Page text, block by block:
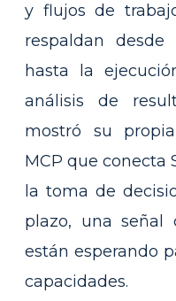
y flujos de
respaldan
hasta la
análisis de
mostró su
MCP que conecta
la toma de
plazo, una señal
están esperando
capacidades.